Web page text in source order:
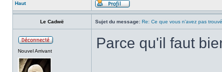
Haut
Le Cadwë Sujet du message: Re: Ce que vous n'avez pas
Nouvel Arrivant Parce qu'il faut